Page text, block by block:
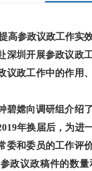
高参政议政工作实
深圳开展参政议政
议政工作中的作用
向调研组介绍了
年换届后，为进
委和委员的工作评
参政议政稿件的数